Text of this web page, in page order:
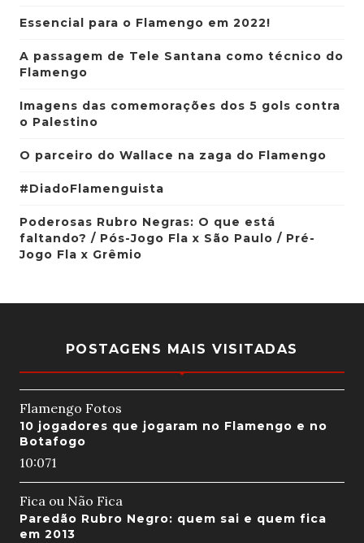
Essencial para o Flamengo em 2022!
A passagem de Tele Santana como técnico do
Flamengo
Imagens das comemorações dos 5 gols contra
o Palestino
O parceiro do Wallace na zaga do Flamengo
#DiadoFlamenguista
Poderosas Rubro Negras: O que está
faltando? / Pós-Jogo Fla x São Paulo / Pré-
Jogo Fla x Grêmio
POSTAGENS MAIS VISITADAS
Flamengo Fotos
10 jogadores que jogaram no Flamengo e no
Botafogo
10:071
Fica ou Não Fica
Paredão Rubro Negro: quem sai e quem fica
em 2013